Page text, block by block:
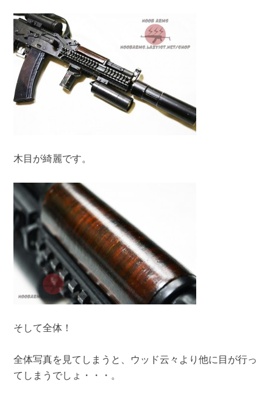
木目が綺麗です。
そして全体！
全体写真を見てしまうと、ウッド云々より他に目が行っ
てしまうでしょ・・・。